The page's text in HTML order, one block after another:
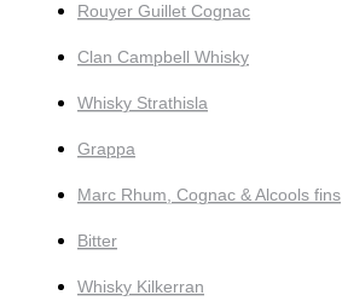
Rouyer Guillet Cognac
Clan Campbell Whisky
Whisky Strathisla
Grappa
Marc Rhum, Cognac & Alcools fins
Bitter
Whisky Kilkerran